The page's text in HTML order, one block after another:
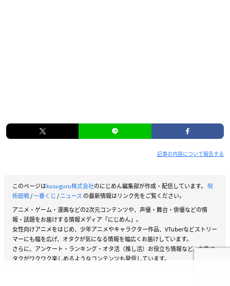
記事の内容について報告する
このページはkusuguru株式会社のにじめん編集部が作成・配信しています。 呪
術廻戦/一番くじ/ニュース の最新情報はリンク先をご覧ください。
アニメ・ゲーム・漫画などの2次元コンテンツや、声優・舞台・俳優などの情
報・話題をお届けする情報メディア「にじめん」。
女性向けアニメをはじめ、少年アニメやキャラクター作品、VTuberなどストリー
マーにも幅を広げ、オタクが気になる情報を幅広くお届けしています。
さらに、アンケート・ランキング・オタ活（推し活）お役立ち情報など、女性オ
タクがワクワク楽しめるようなコンテンツも発信しています。